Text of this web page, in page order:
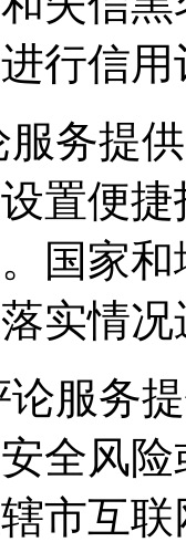
行信用
务提
置便
国家
实情
服务
全风
市互